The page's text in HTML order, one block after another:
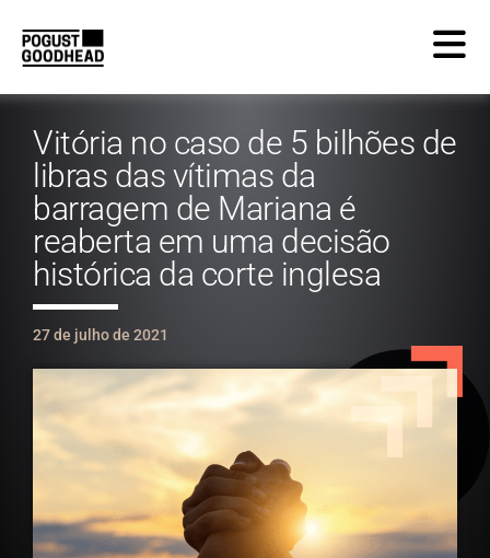
Vitória no caso de 5 bilhões de
libras das vítimas da
barragem de Mariana é
reaberta em uma decisão
histórica da corte inglesa
27 de julho de 2021